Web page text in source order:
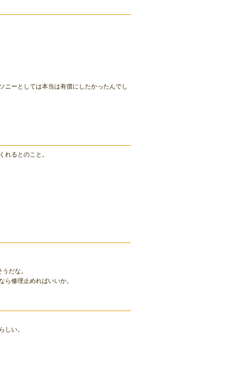
ーとしては本当は有償にしたかったんでし
れるとのこと。
だな。
修理止めればいいか。
しい。